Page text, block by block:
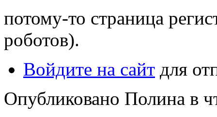
потому-то страница
роботов).
Войдите на сайт для
Опубликовано Полина в